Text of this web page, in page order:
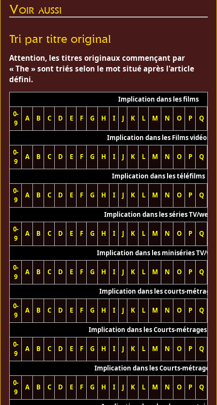
Voir aussi
Tri par titre original
Attention, les titres originaux commençant par
« The » sont triés selon le mot situé après l'article
défini.
Implication dans les films
0-
9
A B C D E F G H I J K L M N O P Q
Implication dans les Films vidéos
0-
9
A B C D E F G H I J K L M N O P Q
Implication dans les téléfilms
0-
9
A B C D E F G H I J K L M N O P Q
Implication dans les séries TV/web
0-
9
A B C D E F G H I J K L M N O P Q
Implication dans les miniséries TV/
0-
9
A B C D E F G H I J K L M N O P Q
Implication dans les courts-métrages
0-
9
A B C D E F G H I J K L M N O P Q
Implication dans les Courts-métrages
0-
9
A B C D E F G H I J K L M N O P Q
Implication dans les Courts-métrages
0-
9
A B C D E F G H I J K L M N O P Q